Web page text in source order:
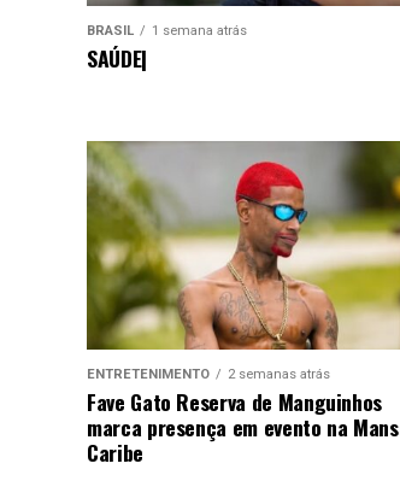
BRASIL 1 semana atrás
SAÚDE|
ENTRETENIMENTO 2 semanas atrás
Fave Gato Reserva de Manguinhos
marca presença em evento na
Caribe